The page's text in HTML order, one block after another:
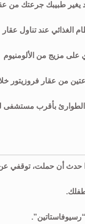
يغير طبيبك جرعتك من
الغذائي عند تناول عقار
على مزيج من الألومنيوم
من عقار فروزيتور
الطوارئ بأقرب مستشفى
حدث أن حملت، توقفي